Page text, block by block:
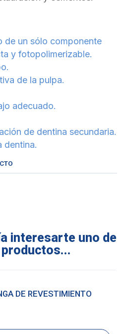
de un sólo componente
y fotopolimerizable.
de la pulpa.
adecuado.
de dentina secundaria.
dentina.
interesarte uno de
DE REVESTIMIENTO